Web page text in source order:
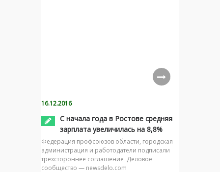
16.12.2016
С начала года в Ростове средняя
зарплата увеличилась на 8,8%
Федерация профсоюзов области, городская
администрация и работодатели подписали
трехстороннее соглашение Деловое
сообщество — newsdelo.com